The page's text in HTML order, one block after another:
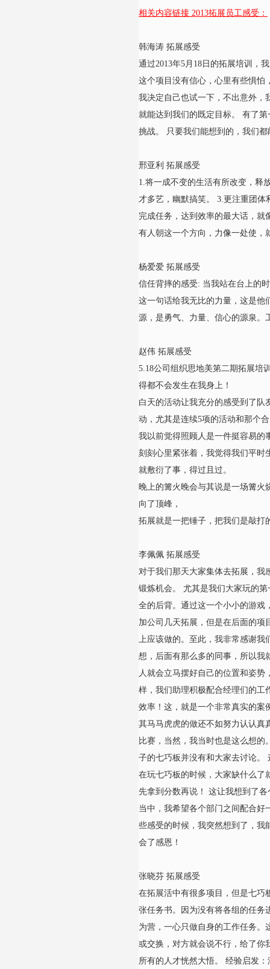
相关内容链接 2013拓展员工感受：
韩海涛 拓展感受
通过2013年5月18日的拓展培训，
这个项目没有信心，心里有些惧怕
我决定自己也试一下，不出意外，
就能达到我们的既定目标。 有了
挑战。 只要我们能想到的，我们
邢亚利 拓展感受
1.将一成不变的生活有所改变，释
才多艺，幽默搞笑。 3.更注重团
完成任务，达到效率的最大话，就
有人朝这一个方向，力像一处使，
杨爱爱 拓展感受
信任背摔的感受: 当我站在台上的
这一句话给我无比的力量，这是他
源，是勇气、力量、信心的源泉。
赵伟 拓展感受
5.18公司组织思地美第二期拓展培
得都不会发生在我身上！
白天的活动让我充分的感受到了
动，尤其是连续5项的活动和那个
我以前觉得照顾人是一件挺容易的
刻刻心里紧张着，我觉得我们平时
就敷衍了事，得过且过。
晚上的篝火晚会与其说是一场篝火
向了顶峰，
拓展就是一把锤子，把我们是敲打
李佩佩 拓展感受
对于我们那天大家集体去拓展，我
锻炼机会。 尤其是我们大家玩的
全的后背。通过这一个小小的游戏
加公司几天拓展，但是在后面的
上应该做的。至此，我非常感谢我
想，后面有那么多的同事，所以我
人就会立马摆好自己的位置和姿
样，我们助理积极配合经理们的工
效率！这，就是一个非常真实的案
其马马虎虎的做还不如努力认认真
比赛，当然，我当时也是这么想
子的七巧板并没有和大家去讨论。
在玩七巧板的时候，大家缺什么了
先拿到分数再说！ 这让我想到了
当中，我希望各个部门之间配合
些感受的时候，我突然想到了，我
会了感恩！
张晓芬 拓展感受
在拓展活中有很多项目，但是七巧
张任务书。因为没有将各组的任务
为营，一心只做自身的工作任务
或交换，对方就会说不行，给了你
所有的人才恍然大悟。 经验启发